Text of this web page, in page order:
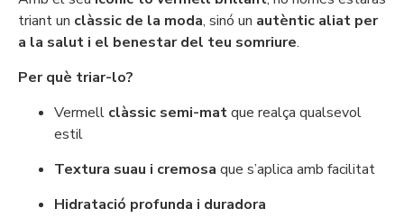
triant un clàssic de la moda, sinó un autèntic aliat per
a la salut i el benestar del teu somriure.
Per què triar-lo?
Vermell clàssic semi-matque realça qualsevol
estil
Textura suau i cremosa que s’aplica amb facilitat
Hidratació profunda i duradora